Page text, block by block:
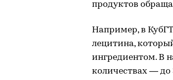
продуктов
Например, в
лецитина,
ингредиентом. В
количествах — до